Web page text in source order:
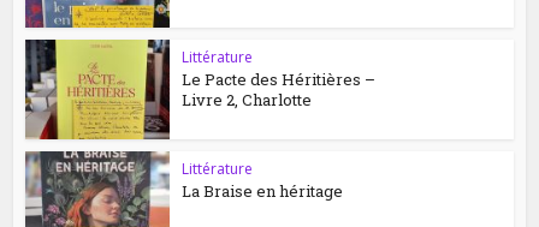
Littérature
Le Pacte des Héritières –
Livre 2, Charlotte
Littérature
La Braise en héritage